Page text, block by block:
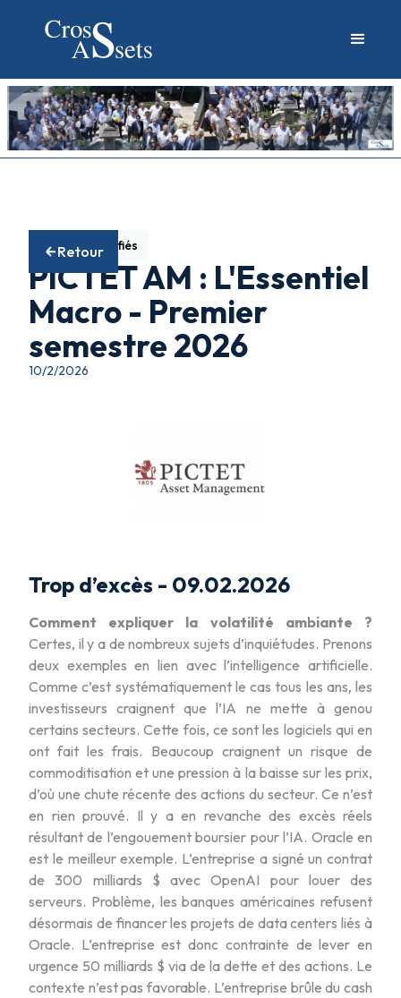
Retour
Fonds diversifiés
PICTET AM : L'Essentiel
Macro - Premier
semestre 2026
10/2/2026
Trop d’excès - 09.02.2026
Comment expliquer la volatilité ambiante ?
Certes, il y a de nombreux sujets d’inquiétudes. Prenons
deux exemples en lien avec l’intelligence artificielle.
Comme c’est systématiquement le cas tous les ans, les
investisseurs craignent que l’IA ne mette à genou
certains secteurs. Cette fois, ce sont les logiciels qui en
ont fait les frais. Beaucoup craignent un risque de
commoditisation et une pression à la baisse sur les prix,
d’où une chute récente des actions du secteur. Ce n’est
en rien prouvé. Il y a en revanche des excès réels
résultant de l’engouement boursier pour l’IA. Oracle en
est le meilleur exemple. L’entreprise a signé un contrat
de 300 milliards $ avec OpenAI pour louer des
serveurs. Problème, les banques américaines refusent
désormais de financer les projets de data centers liés à
Oracle. L’entreprise est donc contrainte de lever en
urgence 50 milliards $ via de la dette et des actions. Le
contexte n’est pas favorable. L’entreprise brûle du cash